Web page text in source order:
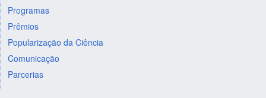
Programas
Prêmios
Popularização da Ciência
Comunicação
Parcerias